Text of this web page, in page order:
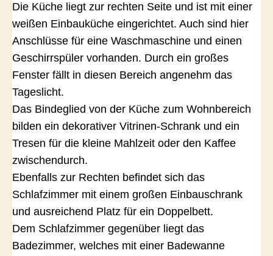
Die Küche liegt zur rechten Seite und ist mit einer
weißen Einbauküche eingerichtet. Auch sind hier
Anschlüsse für eine Waschmaschine und einen
Geschirrspüler vorhanden. Durch ein großes
Fenster fällt in diesen Bereich angenehm das
Tageslicht.
Das Bindeglied von der Küche zum Wohnbereich
bilden ein dekorativer Vitrinen-Schrank und ein
Tresen für die kleine Mahlzeit oder den Kaffee
zwischendurch.
Ebenfalls zur Rechten befindet sich das
Schlafzimmer mit einem großen Einbauschrank
und ausreichend Platz für ein Doppelbett.
Dem Schlafzimmer gegenüber liegt das
Badezimmer, welches mit einer Badewanne